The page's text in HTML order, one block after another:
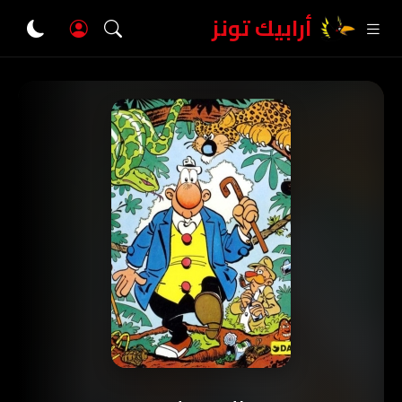
أرابيك تونز